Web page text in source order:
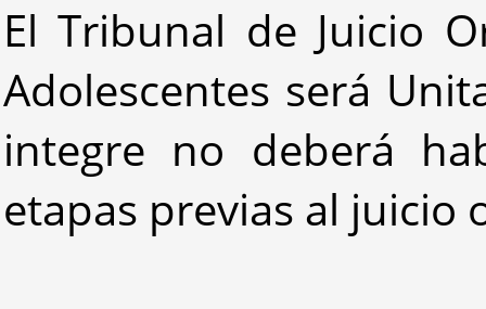
El Tribunal de Juicio
Adolescentes será
integre no deberá
etapas previas al juicio